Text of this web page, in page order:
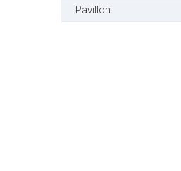
Pavillon